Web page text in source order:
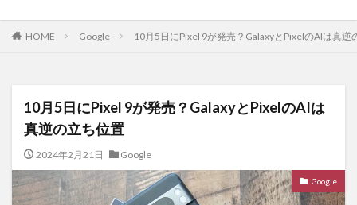
HOME Google 10月5日にPixel 9が発売？GalaxyとPixelのAIは真逆
10月5日にPixel 9が発売？GalaxyとPixelのAIは
真逆の立ち位置
2024年2月21日 Google
Google